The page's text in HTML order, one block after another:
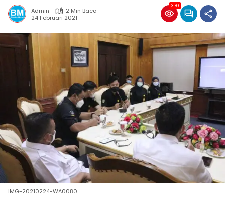
Admin
2 Min Baca
24 Februari 2021
370
IMG-20210224-WA0080